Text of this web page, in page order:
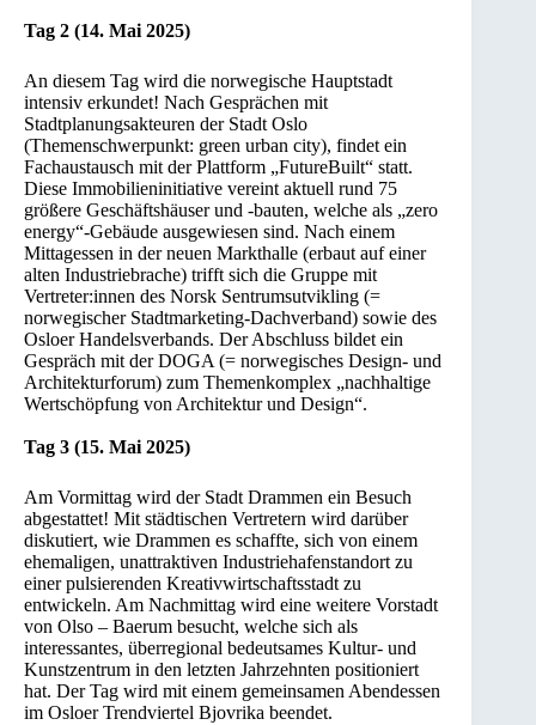
Tag 2 (14. Mai 2025)
An diesem Tag wird die norwegische Hauptstadt
intensiv erkundet! Nach Gesprächen mit
Stadtplanungsakteuren der Stadt Oslo
(Themenschwerpunkt: green urban city), findet ein
Fachaustausch mit der Plattform „FutureBuilt“ statt.
Diese Immobilieninitiative vereint aktuell rund 75
größere Geschäftshäuser und -bauten, welche als „zero
energy“-Gebäude ausgewiesen sind. Nach einem
Mittagessen in der neuen Markthalle (erbaut auf einer
alten Industriebrache) trifft sich die Gruppe mit
Vertreter:innen des Norsk Sentrumsutvikling (=
norwegischer Stadtmarketing-Dachverband) sowie des
Osloer Handelsverbands. Der Abschluss bildet ein
Gespräch mit der DOGA (= norwegisches Design- und
Architekturforum) zum Themenkomplex „nachhaltige
Wertschöpfung von Architektur und Design“.
Tag 3 (15. Mai 2025)
Am Vormittag wird der Stadt Drammen ein Besuch
abgestattet! Mit städtischen Vertretern wird darüber
diskutiert, wie Drammen es schaffte, sich von einem
ehemaligen, unattraktiven Industriehafenstandort zu
einer pulsierenden Kreativwirtschaftsstadt zu
entwickeln. Am Nachmittag wird eine weitere Vorstadt
von Olso – Baerum besucht, welche sich als
interessantes, überregional bedeutsames Kultur- und
Kunstzentrum in den letzten Jahrzehnten positioniert
hat. Der Tag wird mit einem gemeinsamen Abendessen
im Osloer Trendviertel Bjovrika beendet.